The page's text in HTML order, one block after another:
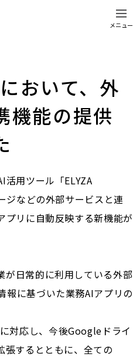
メニュー
おいて、外
機能の提供
用ツール「ELYZA
ジなどの外部サービスと連
プリに自動反映する新機能が
が日常的に利用している外部
報に基づいた業務AIアプリの
対応し、今後Googleドライ
張するとともに、全ての